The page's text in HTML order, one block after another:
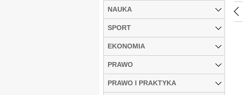
NAUKA
SPORT
EKONOMIA
PRAWO
PRAWO I PRAKTYKA